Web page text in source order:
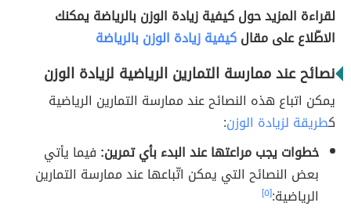
لقراءة المزيد حول كيفية زيادة الوزن بالرياضة يمكنك
الاطّلاع على مقالكيفية زيادة الوزن بالرياضة
نصائح عند ممارسة التمارين الرياضية لزيادة الوزن
يمكن اتباع هذه النصائح عند ممارسة التمارين الرياضية
كطريقة لزيادة الوزن:
خطوات يجب مراعتها عند البدء بأي تمرين: فيما يأتي
بعض النصائح التي يمكن اتّباعها عند ممارسة التمارين
الرياضية:[٥]